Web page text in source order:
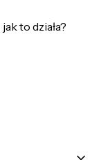
to działa?